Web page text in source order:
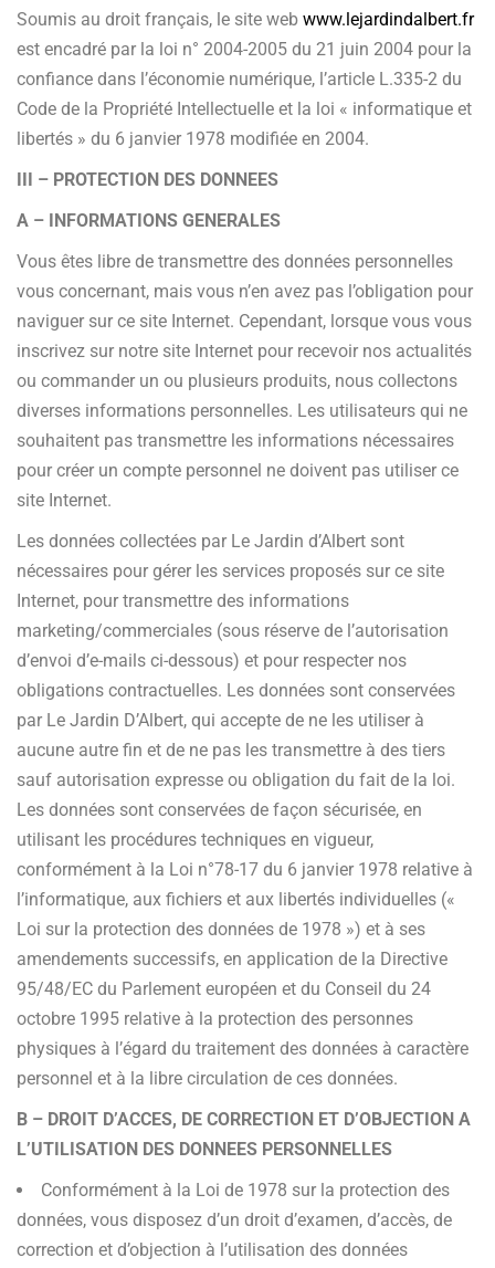
Soumis au droit français, le site web www.lejardindalbert.fr
est encadré par la loi n° 2004-2005 du 21 juin 2004 pour la
confiance dans l’économie numérique, l’article L.335-2 du
Code de la Propriété Intellectuelle et la loi « informatique et
libertés » du 6 janvier 1978 modifiée en 2004.
III – PROTECTION DES DONNEES
A – INFORMATIONS GENERALES
Vous êtes libre de transmettre des données personnelles
vous concernant, mais vous n’en avez pas l’obligation pour
naviguer sur ce site Internet. Cependant, lorsque vous vous
inscrivez sur notre site Internet pour recevoir nos actualités
ou commander un ou plusieurs produits, nous collectons
diverses informations personnelles. Les utilisateurs qui ne
souhaitent pas transmettre les informations nécessaires
pour créer un compte personnel ne doivent pas utiliser ce
site Internet.
Les données collectées par Le Jardin d’Albert sont
nécessaires pour gérer les services proposés sur ce site
Internet, pour transmettre des informations
marketing/commerciales (sous réserve de l’autorisation
d’envoi d’e-mails ci-dessous) et pour respecter nos
obligations contractuelles. Les données sont conservées
par Le Jardin D’Albert, qui accepte de ne les utiliser à
aucune autre fin et de ne pas les transmettre à des tiers
sauf autorisation expresse ou obligation du fait de la loi.
Les données sont conservées de façon sécurisée, en
utilisant les procédures techniques en vigueur,
conformément à la Loi n°78-17 du 6 janvier 1978 relative à
l’informatique, aux fichiers et aux libertés individuelles («
Loi sur la protection des données de 1978 ») et à ses
amendements successifs, en application de la Directive
95/48/EC du Parlement européen et du Conseil du 24
octobre 1995 relative à la protection des personnes
physiques à l’égard du traitement des données à caractère
personnel et à la libre circulation de ces données.
B – DROIT D’ACCES, DE CORRECTION ET D’OBJECTION A
L’UTILISATION DES DONNEES PERSONNELLES
Conformément à la Loi de 1978 sur la protection des
données, vous disposez d’un droit d’examen, d’accès, de
correction et d’objection à l’utilisation des données